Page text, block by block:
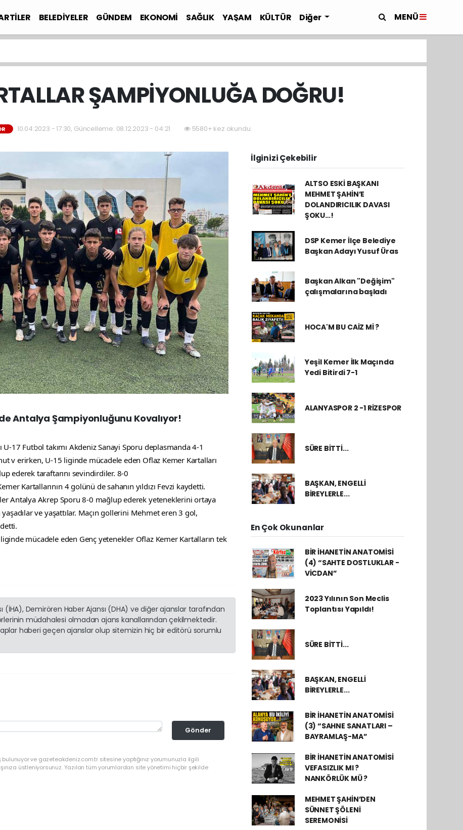
BELEDİYELER GÜNDEM EKONOMİ SAĞLIK YAŞAM KÜLTÜR Diğer MENÜ
ŞAMPİYONLUĞA DOĞRU!
10.04.2023 - 17:30, Güncelleme: 08.12.2023 - 04:21 5580+ kez okundu.
Antalya Şampiyonluğunu Kovalıyor!
17 Futbol takımı Akdeniz Sanayi Sporu deplasmanda 4-1
v erirken, U-15 liginde mücadele eden Oflaz Kemer Kartalları
ederek taraftarını sevindirdiler. 8-0
Kartallarının 4 golünü de sahanın yıldızı Fevzi kaydetti.
Antalya Akrep Sporu 8-0 mağlup ederek yeteneklerini ortaya
ve yaşattılar. Maçın gollerini Mehmet eren 3 gol,
mücadele eden Genç yetenekler Oflaz Kemer Kartalların tek
(İHA), Demirören Haber Ajansı (DHA) ve diğer ajanslar tarafından
müdahalesi olmadan ajans kanallarından çekilmektedir.
haberi geçen ajanslar olup sitemizin hiç bir editörü sorumlu
Gönder
bulunuyor ve gazeteakdeniz.com.tr sitesine yaptığınız yorumunuzla ilgili
üstleniyorsunuz. Yazılan tüm yorumlardan site yönetimi hiçbir şekilde
İlginizi Çekebilir
ALTSO ESKİ BAŞKANI
MEHMET ŞAHİN’E
DOLANDIRICILIK DAVASI
ŞOKU…!
DSP Kemer İlçe Belediye
Başkan Adayı Yusuf Üras
Başkan Alkan "Değişim"
çalışmalarına başladı
HOCA'M BU CAİZ Mİ ?
Yeşil Kemer İlk Maçında
Yedi Bitirdi 7-1
ALANYASPOR 2 -1 RİZESPOR
SÜRE BİTTİ...
BAŞKAN, ENGELLİ
BİREYLERLE...
En Çok Okunanlar
BİR İHANETİN ANATOMİSİ
(4) “SAHTE DOSTLUKLAR -
VİCDAN”
2023 Yılının Son Meclis
Toplantısı Yapıldı!
SÜRE BİTTİ...
BAŞKAN, ENGELLİ
BİREYLERLE...
BİR İHANETİN ANATOMİSİ
(3) “SAHNE SANATLARI –
BAYRAMLAŞ-MA”
BİR İHANETİN ANATOMİSİ
VEFASIZLIK MI ?
NANKÖRLÜK MÜ ?
MEHMET ŞAHİN’DEN
SÜNNET ŞÖLENİ
SEREMONİSİ